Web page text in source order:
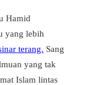
Hamid
yang lebih
terang. Sang
yang tak
Islam lintas